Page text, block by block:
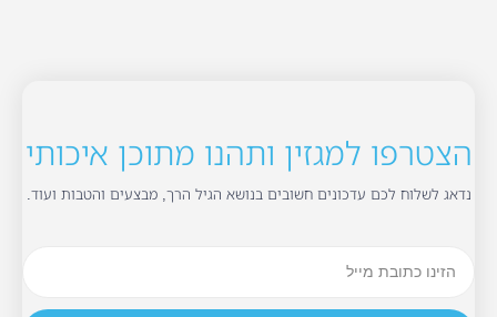
הצטרפו למגזין ותהנו מתוכן איכותי
נדאג לשלוח לכם עדכונים חשובים בנושא הגיל הרך, מבצעים והטבות ועוד.